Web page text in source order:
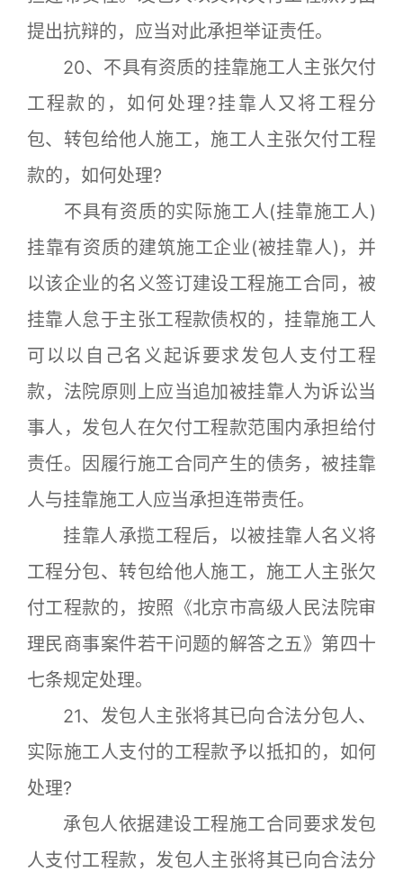
提出抗辩的，应当对此承担举证责任。
20、不具有资质的挂靠施工人主张欠付
工程款的，如何处理?挂靠人又将工程分
包、转包给他人施工，施工人主张欠付工程
款的，如何处理?
不具有资质的实际施工人(挂靠施工人)
挂靠有资质的建筑施工企业(被挂靠人)，并
以该企业的名义签订建设工程施工合同，被
挂靠人怠于主张工程款债权的，挂靠施工人
可以以自己名义起诉要求发包人支付工程
款，法院原则上应当追加被挂靠人为诉讼当
事人，发包人在欠付工程款范围内承担给付
责任。因履行施工合同产生的债务，被挂靠
人与挂靠施工人应当承担连带责任。
挂靠人承揽工程后，以被挂靠人名义将
工程分包、转包给他人施工，施工人主张欠
付工程款的，按照《北京市高级人民法院审
理民商事案件若干问题的解答之五》第四十
七条规定处理。
21、发包人主张将其已向合法分包人、
实际施工人支付的工程款予以抵扣的，如何
处理?
承包人依据建设工程施工合同要求发包
人支付工程款，发包人主张将其已向合法分